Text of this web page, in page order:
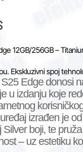
12GB/256GB –
Ekskluzivni spoj
Edge donosi
u izdanju koje
izrađen je od
Silverboji, te
– uz estetiku